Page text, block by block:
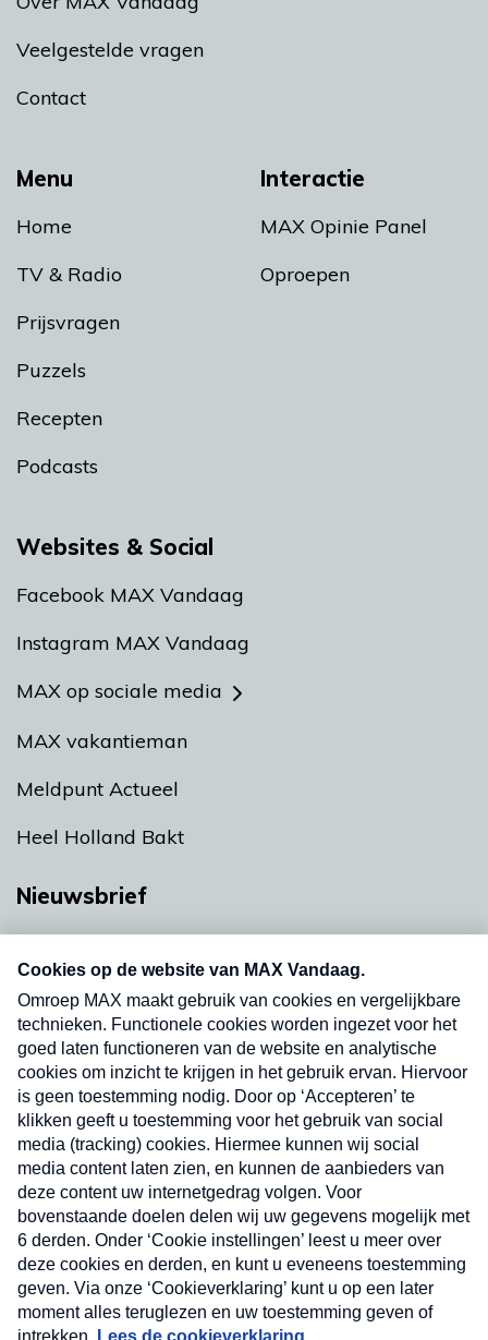
Menu
Home
TV & Radio
Prijsvragen
Puzzels
Recepten
Podcasts
Interactie
MAX Opinie Panel
Oproepen
Veelgestelde vragen
Contact
Websites & Social
Facebook MAX Vandaag
Instagram MAX Vandaag
MAX op sociale media
MAX vakantieman
Meldpunt Actueel
Heel Holland Bakt
Nieuwsbrief
Neem hier een gratis abonnement op onze
nieuwsbrief. Elke vrijdag- en dinsdagochtend in
uw mailbox.
Verzend
Nieuwsbrief
Neem hier een gratis abonnement op onze
nieuwsbrief. Elke vrijdag- en dinsdagochtend in uw